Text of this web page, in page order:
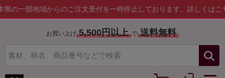
域からのご注文受付を一時停止しております。詳しくはこちら
お買い上げ 5,500円以上 で 送料無料